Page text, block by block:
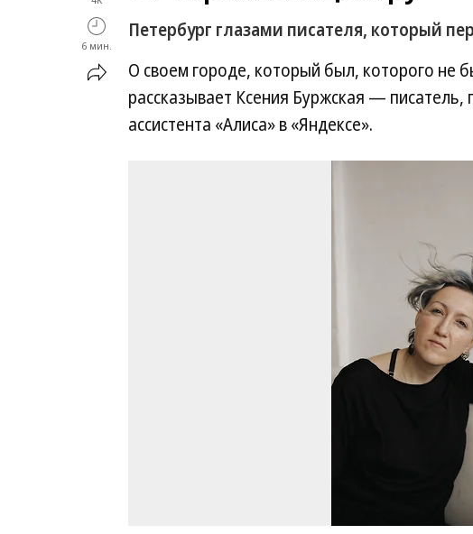
6 мин.
Петербург глазами писателя, который
О своем городе, который был, которого не
рассказывает Ксения Буржская — писатель,
ассистента «Алиса» в «Яндексе».